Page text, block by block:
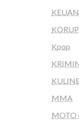
Kpop
MMA
MOTO